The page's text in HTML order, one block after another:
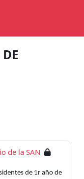
de la SAN
de 1r año de